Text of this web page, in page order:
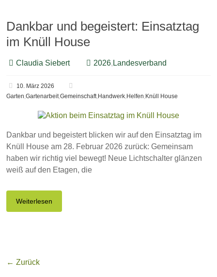
Dankbar und begeistert: Einsatztag
im Knüll House
Claudia Siebert 2026, Landesverband
10. März 2026
Garten,Gartenarbeit,Gemeinschaft, Handwerk, Helfen, Knüll House
Dankbar und begeistert blicken wir auf den Einsatztag im
Knüll House am 28. Februar 2026 zurück: Gemeinsam
haben wir richtig viel bewegt! Neue Lichtschalter glänzen
weiß auf den Etagen, die
Weiterlesen
← Zurück